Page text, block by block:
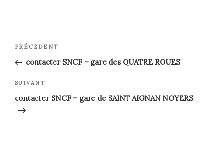
Navigation
de
l’article
Article
précédent
PRÉCÉDENT
contacter SNCF – gare des QUATRE ROUES
Article
suivant
SUIVANT
contacter SNCF – gare de SAINT AIGNAN NOYERS